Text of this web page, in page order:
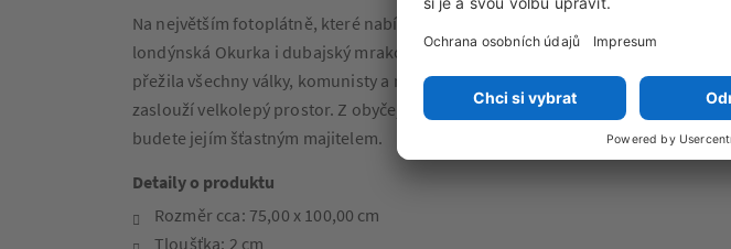
Na největším fotoplátně, které nabízíme, vyniknou například pařížská Eiffelovka,
londýnská Okurka i dubajský mrakodrap Burdž Chalífa. Anebo babička, která
přežila všechny války, komunisty a možná přežije i Vás! Gigantické plátno si
zaslouží velkolepý prostor. Z obyčejné panelákové stěny udělá výstavní síň. A vy
budete jejím šťastným majitelem.
Detaily o produktu
Rozměr cca: 75,00 x 100,00 cm
Tloušťka: 2 cm